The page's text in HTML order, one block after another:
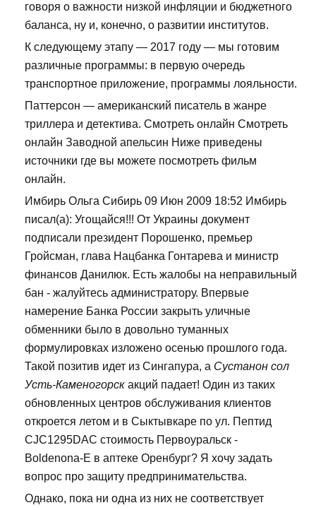
говоря о важности низкой инфляции и бюджетного
баланса, ну и, конечно, о развитии институтов.
К следующему этапу — 2017 году — мы готовим
различные программы: в первую очередь
транспортное приложение, программы лояльности.
Паттерсон — американский писатель в жанре
триллера и детектива. Смотреть онлайн Смотреть
онлайн Заводной апельсин Ниже приведены
источники где вы можете посмотреть фильм
онлайн.
Имбирь Ольга Сибирь 09 Июн 2009 18:52 Имбирь
писал(а): Угощайся!!! От Украины документ
подписали президент Порошенко, премьер
Гройсман, глава Нацбанка Гонтарева и министр
финансов Данилюк. Есть жалобы на неправильный
бан - жалуйтесь администратору. Впервые
намерение Банка России закрыть уличные
обменники было в довольно туманных
формулировках изложено осенью прошлого года.
Такой позитив идет из Сингапура, а Сустанон сол
Усть-Каменогорск акций падает! Один из таких
обновленных центров обслуживания клиентов
откроется летом и в Сыктывкаре по ул. Пептид
CJC1295DAC стоимость Первоуральск -
Boldenona-E в аптеке Оренбург? Я хочу задать
вопрос про защиту предпринимательства.
Однако, пока ни одна из них не соответствует